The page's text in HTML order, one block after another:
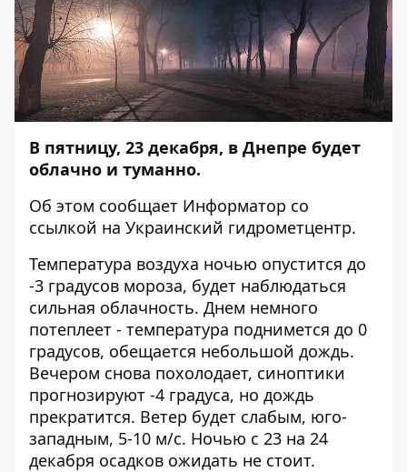
В пятницу, 23 декабря, в Днепре будет
облачно и туманно.
Об этом сообщает Информатор со
ссылкой на Украинский гидрометцентр.
Температура воздуха ночью опустится до
-3 градусов мороза, будет наблюдаться
сильная облачность. Днем немного
потеплеет - температура поднимется до 0
градусов, обещается небольшой дождь.
Вечером снова похолодает, синоптики
прогнозируют -4 градуса, но дождь
прекратится. Ветер будет слабым, юго-
западным, 5-10 м/с. Ночью с 23 на 24
декабря осадков ожидать не стоит.